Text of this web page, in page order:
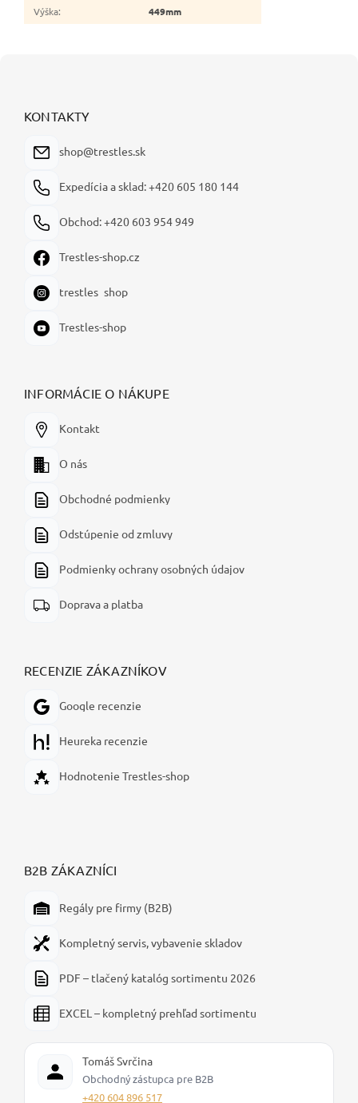
Výška: 449mm
KONTAKTY
shop@trestles.sk
Expedícia a sklad: +420 605 180 144
Obchod: +420 603 954 949
Trestles-shop.cz
trestles_shop
Trestles-shop
INFORMÁCIE O NÁKUPE
Kontakt
O nás
Obchodné podmienky
Odstúpenie od zmluvy
Podmienky ochrany osobných údajov
Doprava a platba
RECENZIE ZÁKAZNÍKOV
Google recenzie
Heureka recenzie
Hodnotenie Trestles-shop
B2B ZÁKAZNÍCI
Regály pre firmy (B2B)
Kompletný servis, vybavenie skladov
PDF – tlačený katalóg sortimentu 2026
EXCEL – kompletný prehľad sortimentu
Tomáš Svrčina
Obchodný zástupca pre B2B
+420 604 896 517